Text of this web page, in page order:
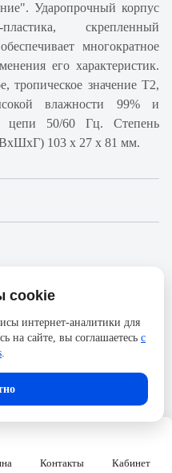
Контакты Кабинет
Ударопрочный корпус
скрепленный
многократное
его характеристик.
тропическое значение Т2,
влажности 99% и
цепи 50/60 Гц. Степень
103 х 27 х 81 мм.
Acti 9
690
, чтобы иметь
могут отличаться от реального
АйДистрибьют не несёт
модели товаров фотографиям,
cookie
интернет-аналитики для
на сайте, вы соглашаетесь с
.